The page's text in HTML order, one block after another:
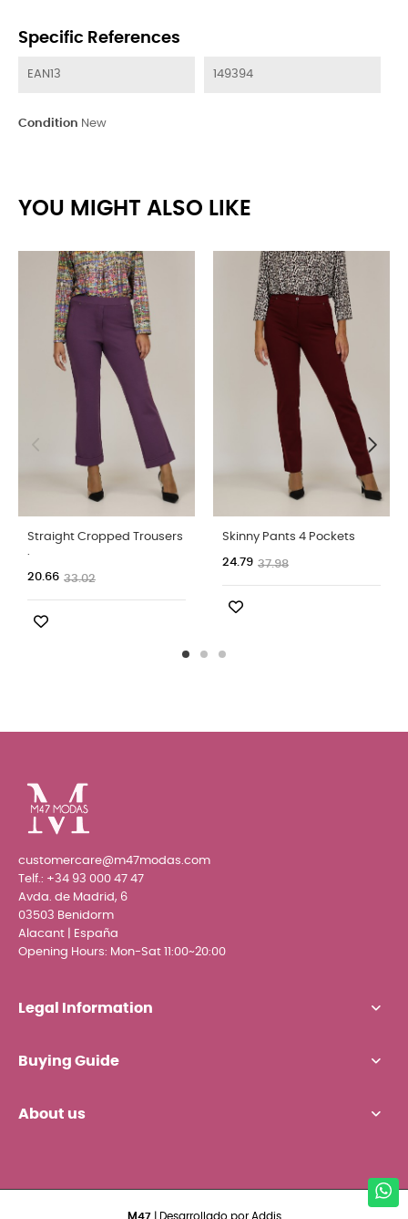
Specific References
EAN13 149394
Condition New
YOU MIGHT ALSO LIKE
Straight Cropped Trousers
33.02
20.66
Skinny Pants 4 Pockets
37.98
24.79
customercare@m47modas.com
Telf.: +34 93 000 47 47
Avda. de Madrid, 6
03503 Benidorm
Alacant | España
Opening Hours: Mon-Sat 11:00~20:00
Legal Information
Buying Guide
About us
M47| Desarrollado porAddis